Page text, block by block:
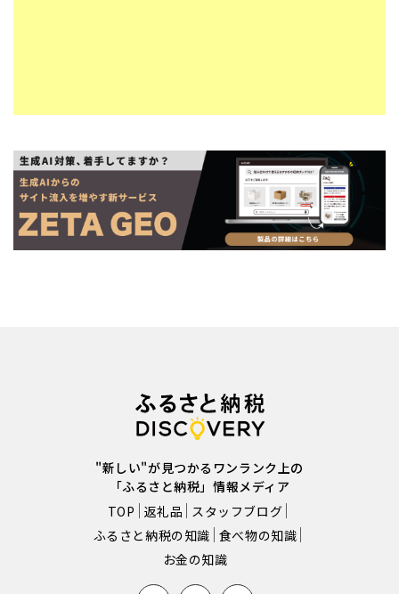
"新しい"が見つかるワンランク上の
「ふるさと納税」情報メディア
TOP 返礼品
スタッフブログ
ふるさと納税の知識 食べ物の知識
お金の知識